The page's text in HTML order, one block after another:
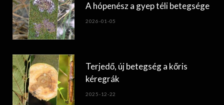
A hópenész a gyep téli betegsége
2026-01-05
Terjedő, új betegség a kőris
kéregrák
2025-12-22